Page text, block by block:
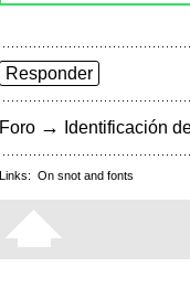
Responder
Foro → Identificación
Links: On snot and fonts